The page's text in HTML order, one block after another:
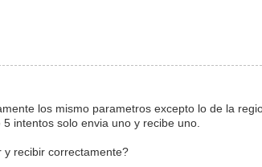
los mismo parametros excepto lo de la
intentos solo envia uno y recibe uno.
y recibir correctamente?